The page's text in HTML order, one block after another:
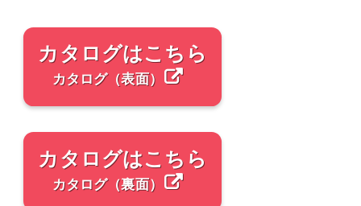
カタログはこちら
カタログ（表面）
カタログはこちら
カタログ（裏面）